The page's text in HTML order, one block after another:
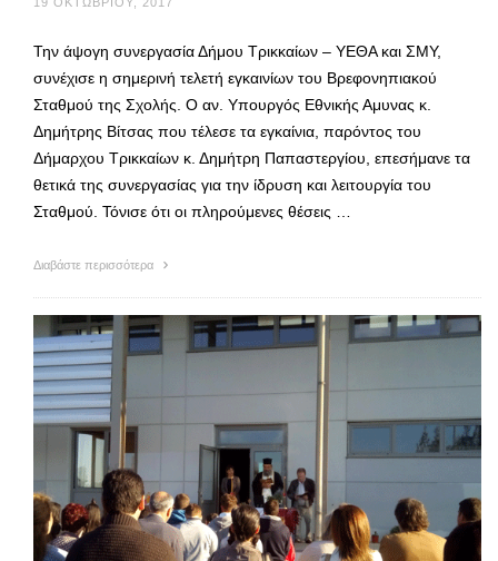
Την άψογη συνεργασία Δήμου Τρικκαίων – ΥΕΘΑ και ΣΜΥ,
συνέχισε η σημερινή τελετή εγκαινίων του Βρεφονηπιακού
Σταθμού της Σχολής. Ο αν. Υπουργός Εθνικής Αμυνας κ.
Δημήτρης Βίτσας που τέλεσε τα εγκαίνια, παρόντος του
Δήμαρχου Τρικκαίων κ. Δημήτρη Παπαστεργίου, επεσήμανε τα
θετικά της συνεργασίας για την ίδρυση και λειτουργία του
Σταθμού. Τόνισε ότι οι πληρούμενες θέσεις …
Διαβάστε περισσότερα